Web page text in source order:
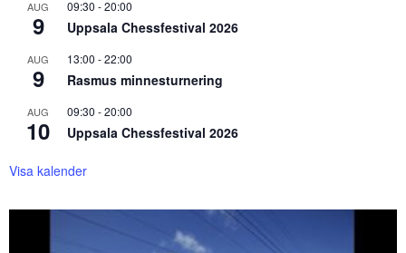
AUG
9
09:30 -20:00
Uppsala Chessfestival 2026
AUG
9
13:00 -22:00
Rasmus minnesturnering
AUG
10
09:30 -20:00
Uppsala Chessfestival 2026
Visa kalender